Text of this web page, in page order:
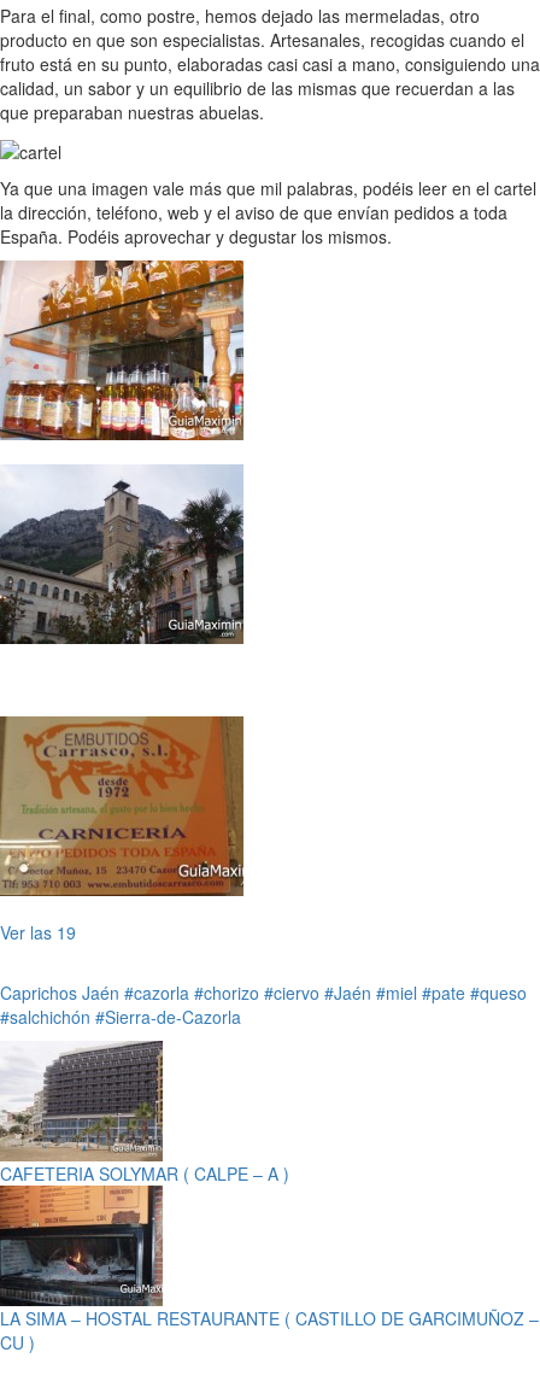
Para el final, como postre, hemos dejado las mermeladas, otro
producto en que son especialistas. Artesanales, recogidas cuando el
fruto está en su punto, elaboradas casi casi a mano, consiguiendo una
calidad, un sabor y un equilibrio de las mismas que recuerdan a las
que preparaban nuestras abuelas.
Ya que una imagen vale más que mil palabras, podéis leer en el cartel
la dirección, teléfono, web y el aviso de que envían pedidos a toda
España. Podéis aprovechar y degustar los mismos.
Ver las 19
Caprichos Jaén #cazorla #chorizo #ciervo #Jaén #miel #pate #queso
#salchichón #Sierra-de-Cazorla
CAFETERIA SOLYMAR ( CALPE – A )
LA SIMA – HOSTAL RESTAURANTE ( CASTILLO DE GARCIMUÑOZ –
CU )